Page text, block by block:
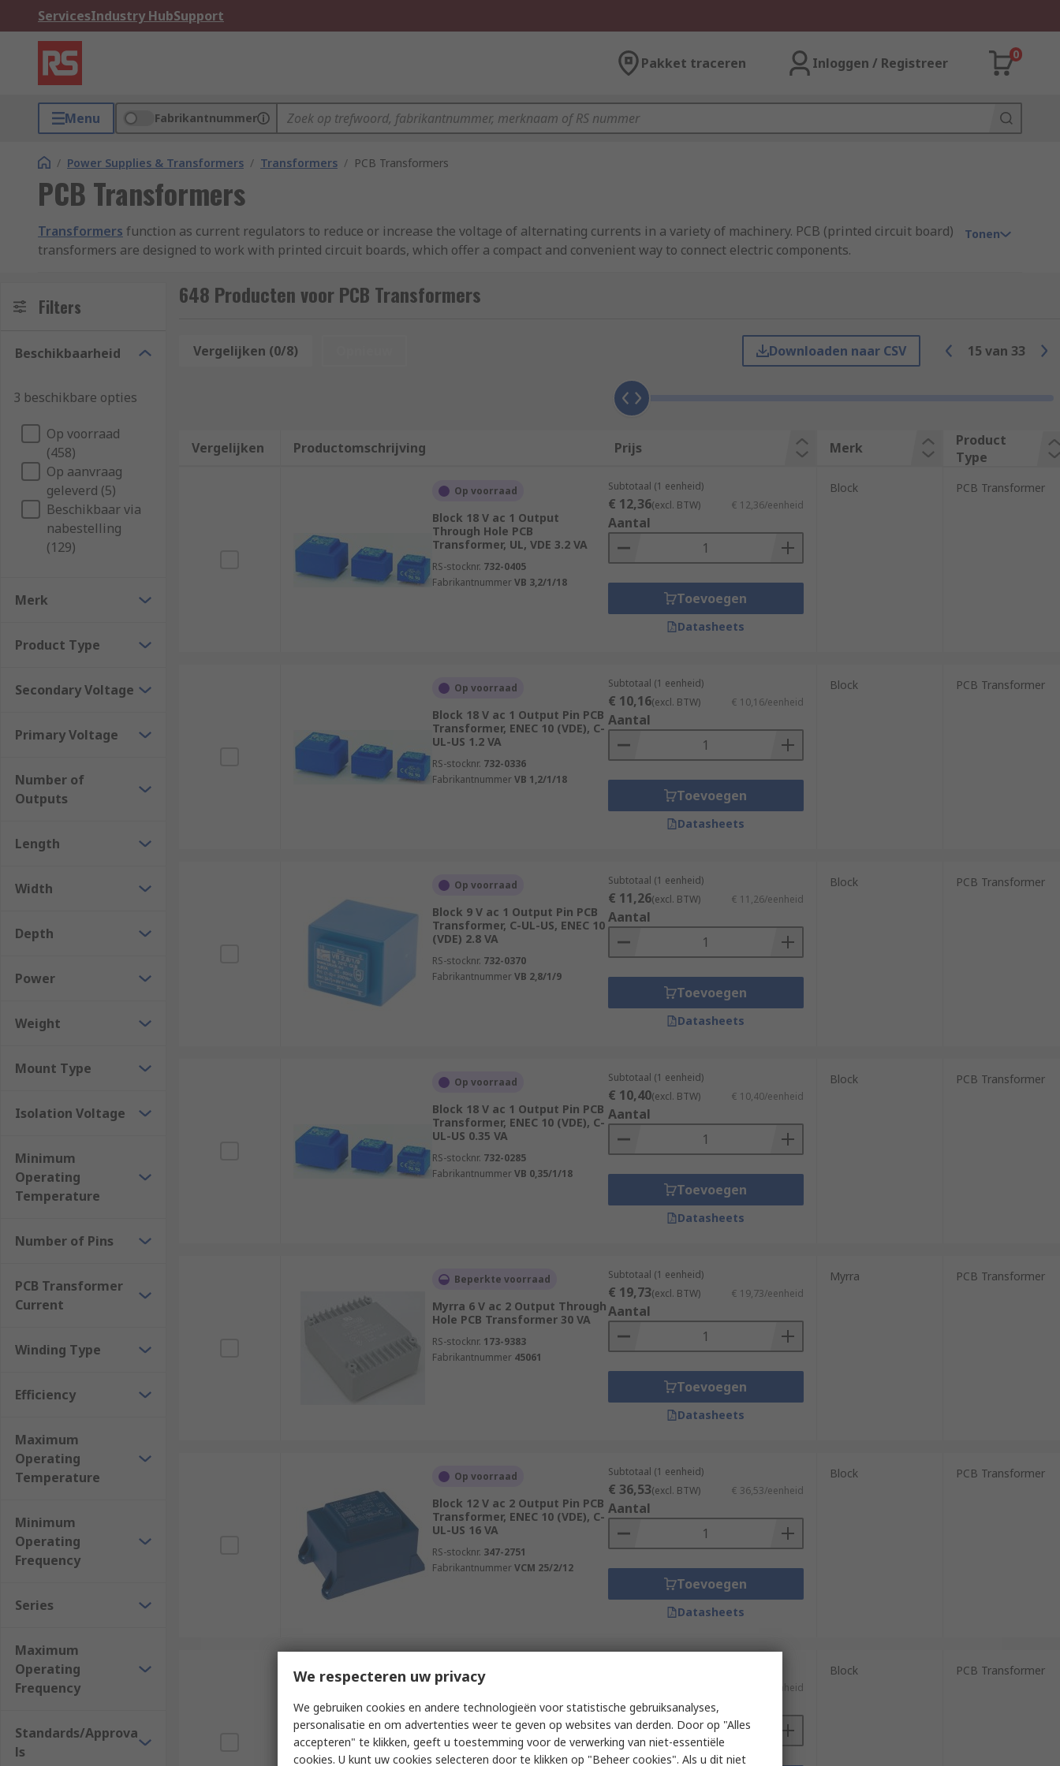
ServicesIndustry HubSupport
Pakket traceren Inloggen / Registreer
0
Menu Fabrikantnummer
/ Power Supplies & Transformers / Transformers / PCB Transformers
PCB Transformers
Transformers function as current regulators to reduce or increase the voltage of alternating currents in a variety of machinery. PCB (printed circuit board)
transformers are designed to work with printed circuit boards, which offer a compact and convenient way to connect electric components.
The PCB transformer sits above the surface of the board, where it controls the voltage or current transitioning through the board.
What are PCB transformers used for?
PCB transformers are used mainly in manufacturing processes where current regulation is needed. They're also used in computer hardware applications
Types of PCB transformers
PCB transformers can be recognised by their mounting capabilities. They are surface mounted or through-hole mounted.
Through-hole mounted transformers have connectors or pins that can pierce through the board. They are generally used in multilayered printed circuit
boards. Surface mounted transformers do not penetrate into the board itself and are therefore very compact, which makes them a popular choice for
many applications.
Tonen
Filters
Beschikbaarheid
3 beschikbare opties
Op voorraad
(458)
Op aanvraag
geleverd (5)
Beschikbaar via
nabestelling
(129)
Merk
Product Type
Secondary Voltage
Primary Voltage
Number of
Outputs
Length
Width
Depth
Power
Weight
Mount Type
Isolation Voltage
Minimum
Operating
Temperature
Number of Pins
PCB Transformer
Current
Winding Type
Efficiency
Maximum
Operating
Temperature
Minimum
Operating
Frequency
Series
Maximum
Operating
Frequency
Standards/Approva
ls
648 Producten voor PCB Transformers
Vergelijken (0/8) Downloaden naar CSV 15 van 33
Vergelijken Productomschrijving Prijs Merk
Product
Type
Op voorraad
Block 18 V ac 1 Output
Through Hole PCB
Transformer, UL, VDE 3.2 VA
RS-stocknr. 732-0405
FabrikantnummerVB 3,2/1/18
Subtotaal (1 eenheid)
€ 12,36(excl. BTW) € 12,36/eenheid
Aantal
Toevoegen
Datasheets
Block PCB Transformer
Op voorraad
Block 18 V ac 1 Output Pin PCB
Transformer, ENEC 10 (VDE), C-
UL-US 1.2 VA
RS-stocknr. 732-0336
FabrikantnummerVB 1,2/1/18
Subtotaal (1 eenheid)
€ 10,16(excl. BTW) € 10,16/eenheid
Aantal
Toevoegen
Datasheets
Block PCB Transformer
Op voorraad
Block 9 V ac 1 Output Pin PCB
Transformer, C-UL-US, ENEC 10
(VDE) 2.8 VA
RS-stocknr. 732-0370
FabrikantnummerVB 2,8/1/9
Subtotaal (1 eenheid)
€ 11,26(excl. BTW) € 11,26/eenheid
Aantal
Toevoegen
Datasheets
Block PCB Transformer
Op voorraad
Block 18 V ac 1 Output Pin PCB
Transformer, ENEC 10 (VDE), C-
UL-US 0.35 VA
RS-stocknr. 732-0285
FabrikantnummerVB 0,35/1/18
Subtotaal (1 eenheid)
€ 10,40(excl. BTW) € 10,40/eenheid
Aantal
Toevoegen
Datasheets
Block PCB Transformer
Beperkte voorraad
Myrra 6 V ac 2 Output Through
Hole PCB Transformer 30 VA
RS-stocknr. 173-9383
Fabrikantnummer 45061
Subtotaal (1 eenheid)
€ 19,73(excl. BTW) € 19,73/eenheid
Aantal
Toevoegen
Datasheets
Myrra PCB Transformer
Op voorraad
Block 12 V ac 2 Output Pin PCB
Transformer, ENEC 10 (VDE), C-
UL-US 16 VA
RS-stocknr. 347-2751
FabrikantnummerVCM 25/2/12
Subtotaal (1 eenheid)
€ 36,53(excl. BTW) € 36,53/eenheid
Aantal
Toevoegen
Datasheets
Block PCB Transformer
Op voorraad
Block 12 V ac 1 Output PCB PCB
Transformer, ENEC 10 (VDE), C-
UL-US 25 VA
RS-stocknr.732-0480
€ 32,92/eenheid
Aantal
Block PCB Transformer
We respecteren uw privacy
We gebruiken cookies en andere technologieën voor statistische gebruiksanalyses,
personalisatie en om advertenties weer te geven op websites van derden. Door op "Alles
accepteren" te klikken, geeft u toestemming voor de verwerking van niet-essentiële
cookies. U kunt uw cookies selecteren door te klikken op "Beheer cookies". Als u dit niet